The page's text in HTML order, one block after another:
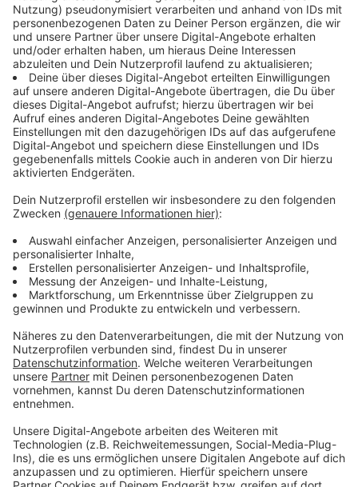
Menschen arbeitslos gemeldet - gut 3.500 haben
dagegen aber wieder eine Arbeit gefunden. Wer einen
Berufsabschluss hat, hat auf dem Arbeitsmarkt
außerdem gerade beste Chancen, sagt die Agentur.
Denn der Fachkräftebedarf ist nach wie vor sehr hoch.
Erkrath: Stadtweiher-Planung geht in nächste
Phase
In Erkrath geht die Planung für die Neugestaltung des
Stadtweihers in die nächste Phase. Die Stadt hat sich
Vorschläge von Architekturbüros angesehen und
sieben davon in die nähere Auswahl genommen. Die
sollen jetzt nochmal überarbeitet werden. Ende
November soll ein Architekturbüro mit der
Stadt hatte zuletzt versucht, den Weiher mit
verschiedenen Mitteln vor dem Austrocknen zu retten.
Er soll jetzt außerdem neue Grünflächen und eine
bessere Absicherung der Ufer bekommen. Die
eigenen Ideen und Wünsche beisteuern.